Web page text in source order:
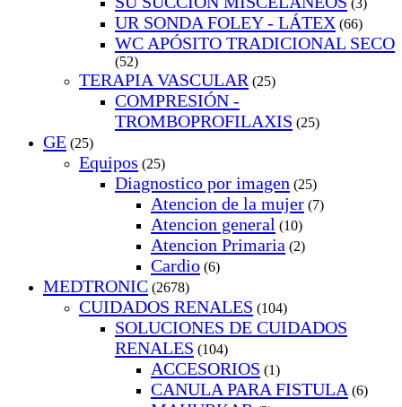
(3)
UR SONDA FOLEY - LÁTEX (66)
WC APÓSITO TRADICIONAL SECO
(52)
TERAPIA VASCULAR (25)
COMPRESIÓN -
TROMBOPROFILAXIS (25)
GE (25)
Equipos (25)
Diagnostico por imagen (25)
Atencion de la mujer (7)
Atencion general (10)
Atencion Primaria (2)
Cardio (6)
MEDTRONIC (2678)
CUIDADOS RENALES (104)
SOLUCIONES DE CUIDADOS
RENALES (104)
ACCESORIOS (1)
CANULA PARA FISTULA (6)